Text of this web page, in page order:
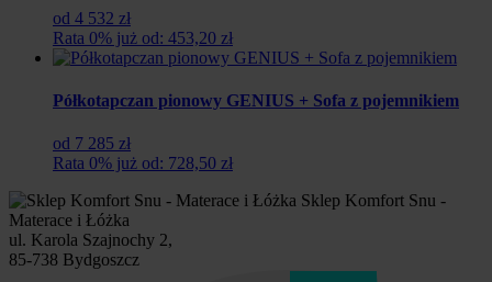
od 4 532 zł
Rata 0% już od: 453,20 zł
Półkotapczan pionowy GENIUS + Sofa z pojemnikiem
od 7 285 zł
Rata 0% już od: 728,50 zł
Sklep Komfort Snu -
Materace i Łóżka
ul. Karola Szajnochy 2,
85-738 Bydgoszcz